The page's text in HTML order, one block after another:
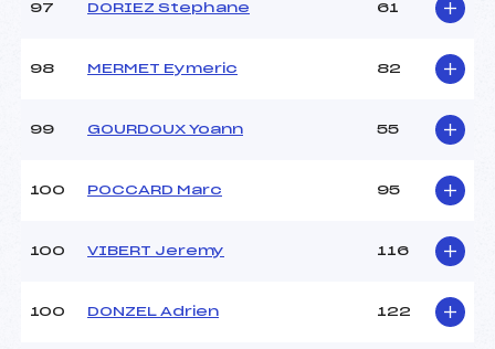
97 DORIEZ Stephane 61
98 MERMET Eymeric 82
99 GOURDOUX Yoann 55
100 POCCARD Marc 95
100 VIBERT Jeremy 116
100 DONZEL Adrien 122